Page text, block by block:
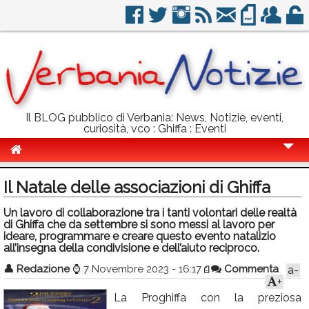
Il BLOG pubblico di Verbania: News, Notizie, eventi,
curiosità, vco : Ghiffa : Eventi
Politica
Sport
Eventi
Info Utili
Rubriche
Il Natale delle associazioni di Ghiffa
Un lavoro di collaborazione tra i tanti volontari delle realtà
di Ghiffa che da settembre si sono messi al lavoro per
ideare, programmare e creare questo evento natalizio
all’insegna della condivisione e dell’aiuto reciproco.
👤 Redazione ⌚ 7 Novembre 2023 - 16:17 Commenta
a-
+
La Proghiffa con la preziosa